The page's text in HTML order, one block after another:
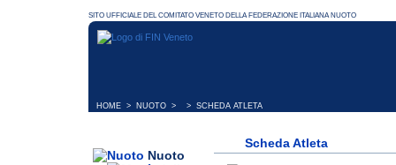
HOME > NUOTO > > SCHEDA ATLETA
Nuoto
Scheda Atleta